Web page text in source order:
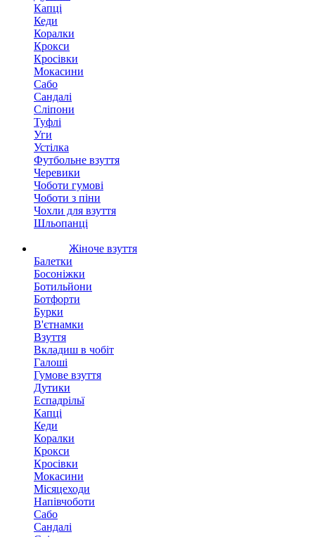
Капці
Кеди
Коралки
Крокси
Кросівки
Мокасини
Сабо
Сандалі
Сліпони
Туфлі
Уги
Устілка
Футбольне взуття
Черевики
Чоботи гумові
Чоботи з піни
Чохли для взуття
Шльопанці
Жіноче взуття
Балетки
Босоніжки
Ботильйони
Ботфорти
Бурки
В'єтнамки
Взуття
Вкладиш в чобіт
Галоші
Гумове взуття
Дутики
Еспадрільї
Капці
Кеди
Коралки
Крокси
Кросівки
Мокасини
Місяцеходи
Напівчоботи
Сабо
Сандалі